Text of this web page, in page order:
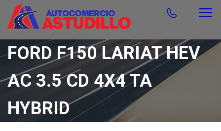
FORD F150 LARIAT HEV
AC 3.5 CD 4X4 TA
HYBRID